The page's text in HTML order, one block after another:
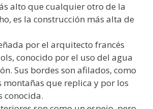
alto que cualquier otro de la
es la construcción más alta de
por el arquitecto francés
conocido por el uso del agua
Sus bordes son afilados, como
montañas que replica y por los
conocida.